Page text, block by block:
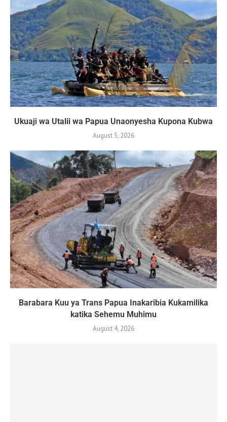
Ukuaji wa Utalii wa Papua Unaonyesha Kupona Kubwa
August 5, 2026
Barabara Kuu ya Trans Papua Inakaribia Kukamilika
katika Sehemu Muhimu
August 4, 2026